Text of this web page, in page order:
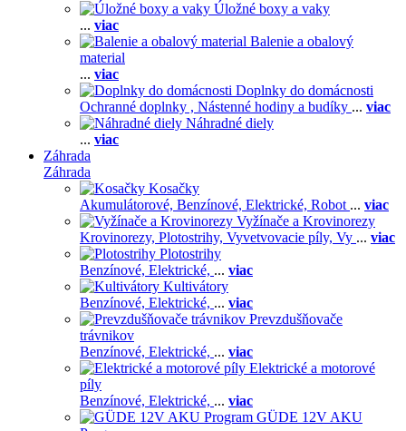
Úložné boxy a vaky
... viac
Balenie a obalový
material
... viac
Doplnky do domácnosti
Ochranné doplnky , Nástenné hodiny a budíky ... viac
Náhradné diely
... viac
Záhrada
Záhrada
Kosačky
Akumulátorové, Benzínové, Elektrické, Robot ... viac
Vyžínače a Krovinorezy
Krovinorezy, Plotostrihy, Vyvetvovacie píly, Vy ... viac
Plotostrihy
Benzínové, Elektrické, ... viac
Kultivátory
Benzínové, Elektrické, ... viac
Prevzdušňovače
trávnikov
Benzínové, Elektrické, ... viac
Elektrické a motorové
píly
Benzínové, Elektrické, ... viac
GÜDE 12V AKU